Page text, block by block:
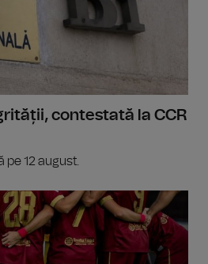
contestată la CCR
pe 12 august.